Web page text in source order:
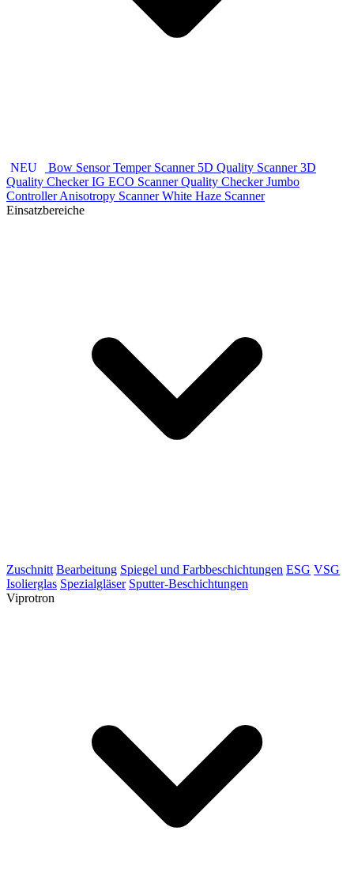
NEU Bow SensorTemper Scanner 5D Quality Scanner 3D
Quality Checker IG ECO ScannerQuality CheckerJumbo
ControllerAnisotropy ScannerWhite Haze Scanner
Einsatzbereiche
Zuschnitt Bearbeitung Spiegel und Farbbeschichtungen ESG VSG
Isolierglas Spezialgläser Sputter-Beschichtungen
Viprotron